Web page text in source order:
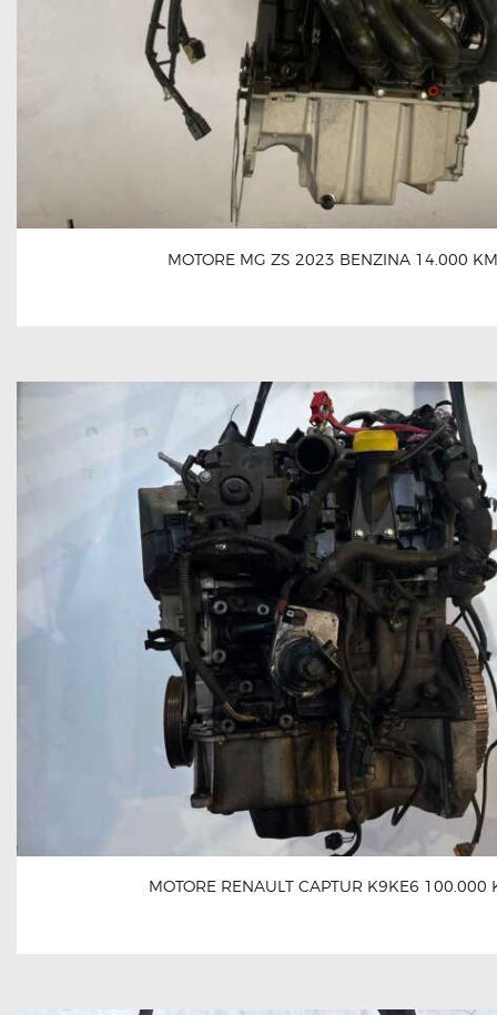
MOTORE MG ZS 2023 BENZINA 14.000 KM
MOTORE RENAULT CAPTUR K9KE6 100.000